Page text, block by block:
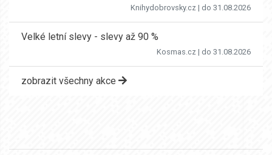
Knihydobrovsky.cz | do 31.08.2026
Velké letní slevy - slevy až 90 %
Kosmas.cz | do 31.08.2026
zobrazit všechny akce